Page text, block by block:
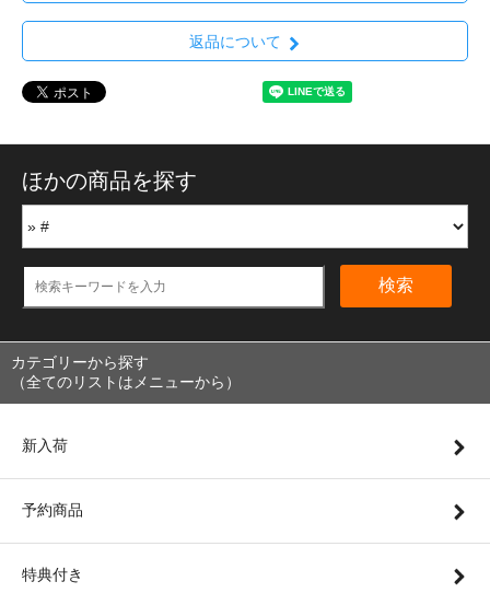
返品について
ほかの商品を探す
検索
カテゴリーから探す
（全てのリストはメニューから）
新入荷
予約商品
特典付き